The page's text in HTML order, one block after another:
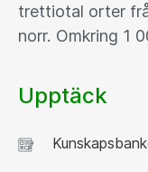
trettiotal orter
norr. Omkring 1
Upptäck